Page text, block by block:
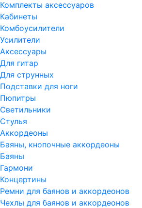
Комплекты аксессуаров
Кабинеты
Комбоусилители
Усилители
Аксессуары
Для гитар
Для струнных
Подставки для ноги
Пюпитры
Светильники
Стулья
Аккордеоны
Баяны, кнопочные аккордеоны
Баяны
Гармони
Концертины
Ремни для баянов и аккордеонов
Чехлы для баянов и аккордеонов